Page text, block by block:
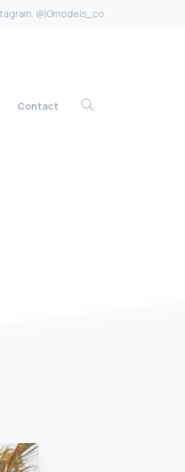
@IGmodels_co
Contact